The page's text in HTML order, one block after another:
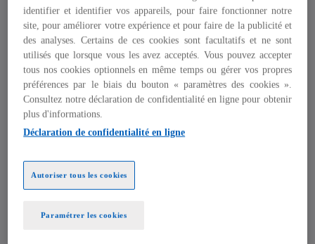
trois grands leviers : sobriété, politiques publiques
ambitieuses et technologies.
Sur ce troisième volet, le rôle des industriels est en
premier lieu de déployer le plus rapidement et le
plus massivement possible les technologies
matures permettant de décarboner leurs activités
et d’assurer la résilience des infrastructures et des
systèmes agricoles.
Leur second rôle est de contribuer à la maturation
et au passage à l’échelle des technologies dédiées
transports lourds et de longue distance, les
identifier et identifier vos appareils, pour faire fonctionner notre
site, pour améliorer votre expérience et pour faire de la publicité et
des analyses. Certains de ces cookies sont facultatifs et ne sont
utilisés que lorsque vous les avez acceptés. Vous pouvez accepter
tous nos cookies optionnels en même temps ou gérer vos propres
préférences par le biais du bouton « paramètres des cookies ».
Consultez notre déclaration de confidentialité en ligne pour obtenir
plus d'informations.
Déclaration de confidentialité en ligne
Paramétrer les cookies
Autoriser tous les cookies